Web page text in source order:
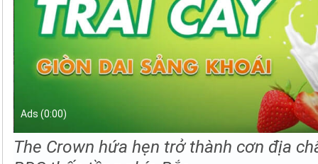
Ads (0:00)
The Crown hứa hẹn trở thành cơn địa